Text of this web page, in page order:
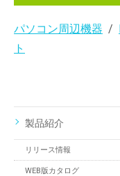
パソコン周辺機器
ト
製品紹介
リリース情報
WEB版カタログ